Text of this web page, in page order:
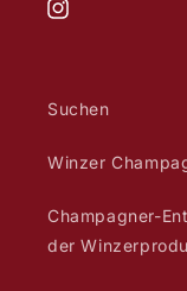
Instagram
Suchen
Winzer
Champagner-
der